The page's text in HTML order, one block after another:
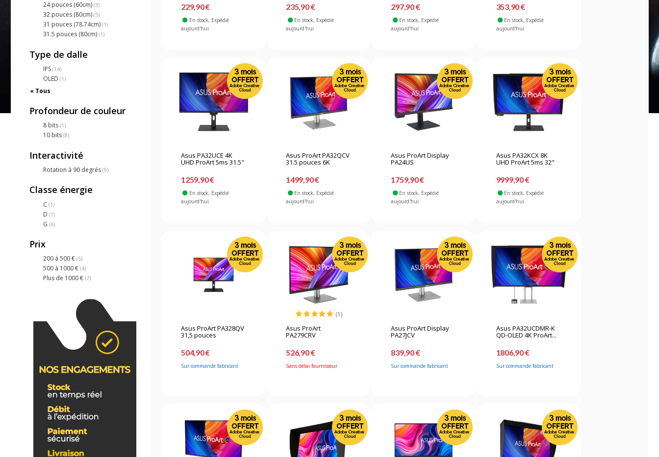
24 pouces (60cm) (3)
32 pouces (80cm) (5)
31 pouces (78.74cm) (1)
31.5 pouces (80cm) (1)
Type de dalle
IPS (14)
OLED (1)
« Tous
Profondeur de couleur
8 bits (1)
10 bits (8)
Interactivité
Rotation à 90 degrés (9)
Classe énergie
C (1)
D (1)
G (6)
Prix
200 à 500 € (5)
500 à 1000 € (4)
Plus de 1000 € (7)
229,90 €
En stock, Expédié
aujourd'hui
235,90 €
En stock, Expédié
aujourd'hui
297,90 €
En stock, Expédié
aujourd'hui
353,90 €
En stock, Expédié
aujourd'hui
Asus PA32UCE 4K
UHD ProArt 5ms 31.5"
1259,90 €
En stock, Expédié
aujourd'hui
Asus ProArt PA32QCV
31.5 pouces 6K
1499,90 €
En stock, Expédié
aujourd'hui
Asus ProArt Display
PA24US
1759,90 €
En stock, Expédié
aujourd'hui
Asus PA32KCX 8K
UHD ProArt 5ms 32"
9999,90 €
En stock, Expédié
aujourd'hui
Asus ProArt PA328QV
31,5 pouces
504,90 €
Sur commande fabricant
(1)
Asus ProArt
PA279CRV
526,90 €
Sans délai fournisseur
Asus ProArt Display
PA27JCV
839,90 €
Sur commande fabricant
Asus PA32UCDMR-K
QD-OLED 4K ProArt...
1806,90 €
Sur commande fabricant